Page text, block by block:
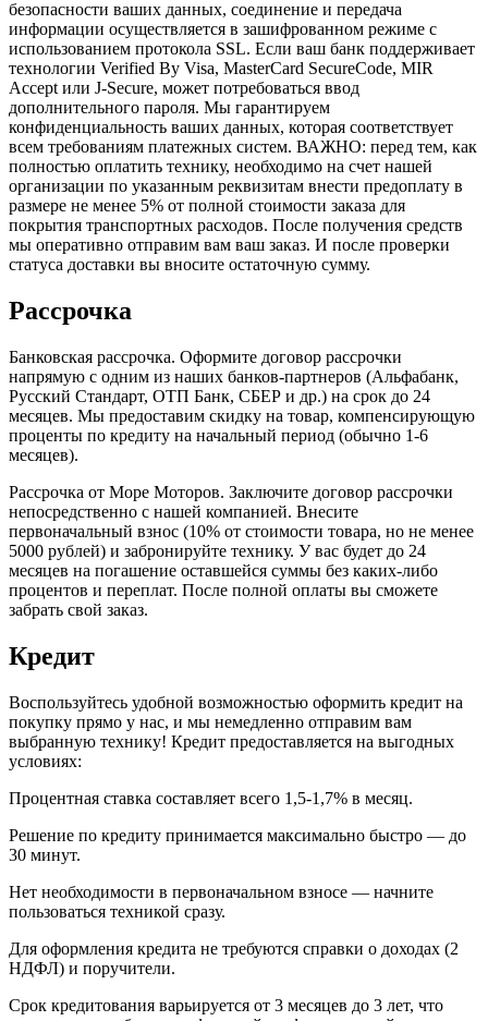
безопасности ваших данных, соединение и передача
информации осуществляется в зашифрованном режиме с
использованием протокола SSL. Если ваш банк поддерживает
технологии Verified By Visa, MasterCard SecureCode, MIR
Accept или J-Secure, может потребоваться ввод
дополнительного пароля. Мы гарантируем
конфиденциальность ваших данных, которая соответствует
всем требованиям платежных систем. ВАЖНО: перед тем, как
полностью оплатить технику, необходимо на счет нашей
организации по указанным реквизитам внести предоплату в
размере не менее 5% от полной стоимости заказа для
покрытия транспортных расходов. После получения средств
мы оперативно отправим вам ваш заказ. И после проверки
статуса доставки вы вносите остаточную сумму.
Рассрочка
Банковская рассрочка. Оформите договор рассрочки
напрямую с одним из наших банков-партнеров (Альфабанк,
Русский Стандарт, ОТП Банк, СБЕР и др.) на срок до 24
месяцев. Мы предоставим скидку на товар, компенсирующую
проценты по кредиту на начальный период (обычно 1-6
месяцев).
Рассрочка от Море Моторов. Заключите договор рассрочки
непосредственно с нашей компанией. Внесите
первоначальный взнос (10% от стоимости товара, но не менее
5000 рублей) и забронируйте технику. У вас будет до 24
месяцев на погашение оставшейся суммы без каких-либо
процентов и переплат. После полной оплаты вы сможете
забрать свой заказ.
Кредит
Воспользуйтесь удобной возможностью оформить кредит на
покупку прямо у нас, и мы немедленно отправим вам
выбранную технику! Кредит предоставляется на выгодных
условиях:
Процентная ставка составляет всего 1,5-1,7% в месяц.
Решение по кредиту принимается максимально быстро — до
30 минут.
Нет необходимости в первоначальном взносе — начните
пользоваться техникой сразу.
Для оформления кредита не требуются справки о доходах (2
НДФЛ) и поручители.
Срок кредитования варьируется от 3 месяцев до 3 лет, что